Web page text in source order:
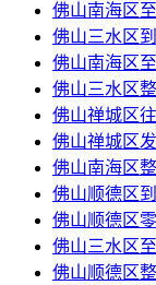
佛山南海区
佛山三水区
佛山南海区
佛山三水区
佛山禅城区
佛山禅城区
佛山南海区
佛山顺德区
佛山顺德区
佛山三水区
佛山顺德区